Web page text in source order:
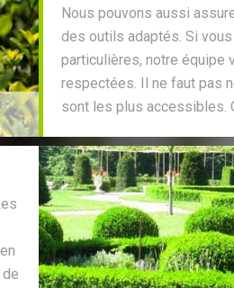
Nous pouvons aussi
des outils adaptés. Si
particulières, notre équipe
respectées. Il ne faut pas
sont les plus accessibles.